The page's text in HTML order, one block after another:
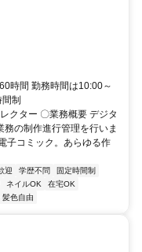
時間 勤務時間は10:00～
制
クター 〇業務概要 デジタ
の制作進行管理を行いま
子コミック。あらゆる作
迎 学歴不問
固定時間制
ネイルOK
在宅OK
髪色自由